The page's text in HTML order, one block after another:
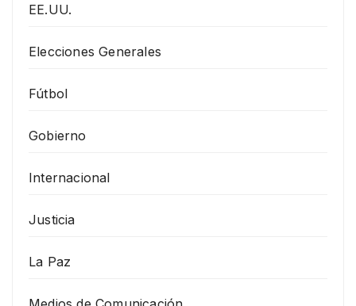
EE.UU.
Elecciones Generales
Fútbol
Gobierno
Internacional
Justicia
La Paz